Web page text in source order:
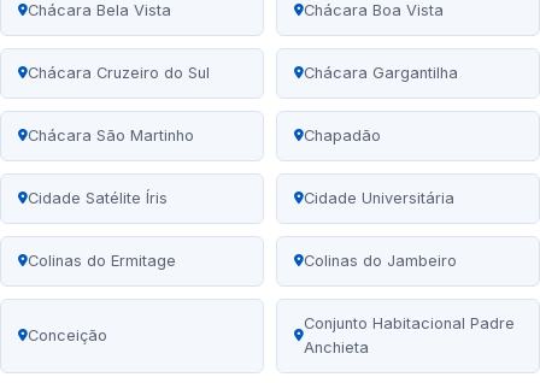
Chácara Bela Vista Chácara Boa Vista
Chácara Cruzeiro do Sul Chácara Gargantilha
Chácara São Martinho Chapadão
Cidade Satélite Íris Cidade Universitária
Colinas do Ermitage Colinas do Jambeiro
Conceição
Conjunto Habitacional Padre
Anchieta